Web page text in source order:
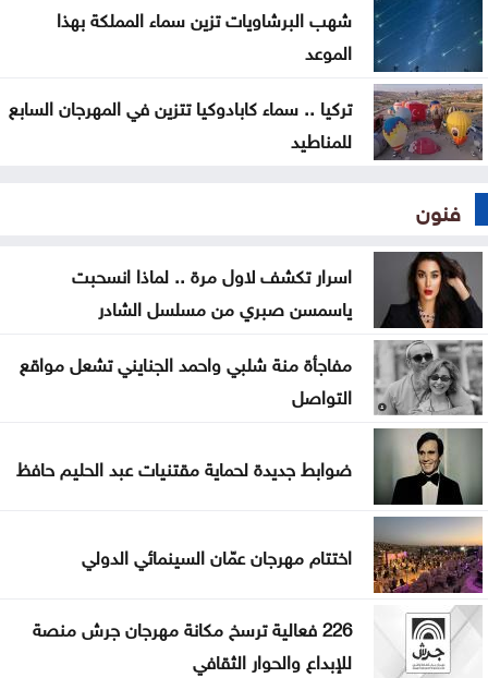
شهب البرشاويات تزين سماء المملكة بهذا
الموعد
تركيا .. سماء كابادوكيا تتزين في المهرجان السابع
للمناطيد
فنون
اسرار تكشف لاول مرة .. لماذا انسحبت
ياسمسن صبري من مسلسل الشادر
مفاجأة منة شلبي واحمد الجنايني تشعل مواقع
التواصل
ضوابط جديدة لحماية مقتنيات عبد الحليم حافظ
اختتام مهرجان عمّان السينمائي الدولي
226 فعالية ترسخ مكانة مهرجان جرش منصة
للإبداع والحوار الثقافي